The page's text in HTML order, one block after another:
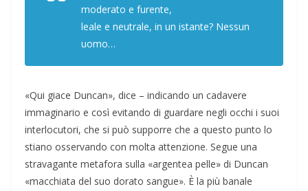
moderato e furente,
leale e neutrale, in un istante? Nessun
uomo…
«Qui giace Duncan», dice – indicando un cadavere
immaginario e così evitando di guardare negli occhi i suoi
interlocutori, che si può supporre che a questo punto lo
stiano osservando con molta attenzione. Segue una
stravagante metafora sulla «argentea pelle» di Duncan
«macchiata del suo dorato sangue». È la più banale